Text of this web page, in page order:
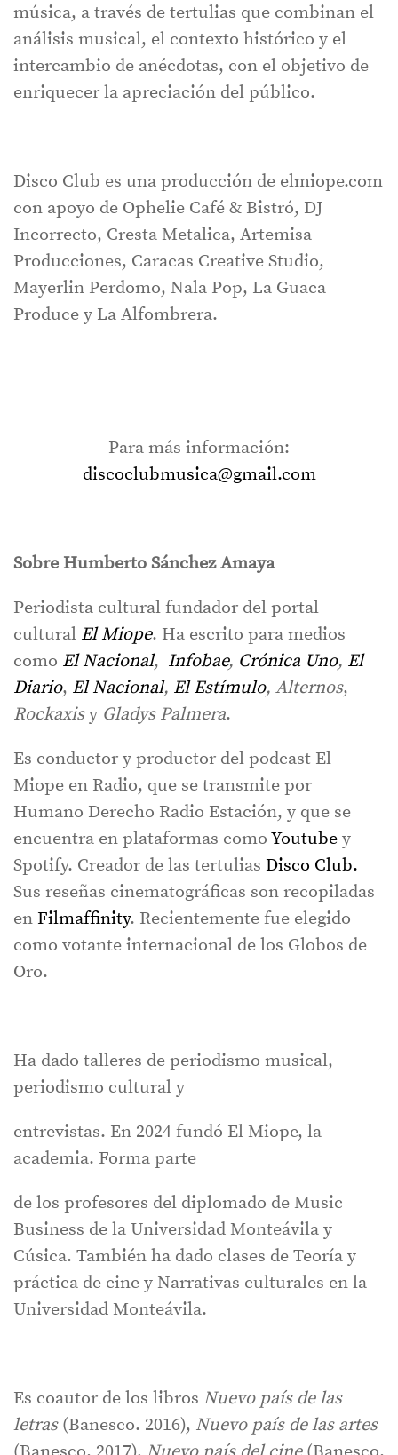
música, a través de tertulias que combinan el
análisis musical, el contexto histórico y el
intercambio de anécdotas, con el objetivo de
enriquecer la apreciación del público.
Disco Club es una producción de elmiope.com
con apoyo de Ophelie Café & Bistró, DJ
Incorrecto, Cresta Metalica, Artemisa
Producciones, Caracas Creative Studio,
Mayerlin Perdomo, Nala Pop, La Guaca
Produce y La Alfombrera.
Para más información:
discoclubmusica@gmail.com
Sobre Humberto Sánchez Amaya
Periodista cultural fundador del portal
cultural El Miope. Ha escrito para medios
como El Nacional, Infobae, Crónica Uno, El
Diario, El Nacional, El Estímulo, Alternos,
Rockaxisy Gladys Palmera.
Es conductor y productor del podcast El
Miope en Radio, que se transmite por
Humano Derecho Radio Estación, y que se
encuentra en plataformas como Youtube y
Spotify. Creador de las tertulias Disco Club.
Sus reseñas cinematográficas son recopiladas
en Filmaffinity. Recientemente fue elegido
como votante internacional de los Globos de
Oro.
Ha dado talleres de periodismo musical,
periodismo cultural y
entrevistas. En 2024 fundó El Miope, la
academia. Forma parte
de los profesores del diplomado de Music
Business de la Universidad Monteávila y
Cúsica. También ha dado clases de Teoría y
práctica de cine y Narrativas culturales en la
Universidad Monteávila.
Es coautor de los libros Nuevo país de las
letras (Banesco. 2016), Nuevo país de las artes